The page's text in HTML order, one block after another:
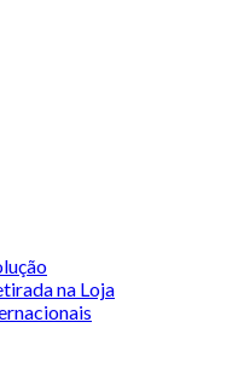
na Loja